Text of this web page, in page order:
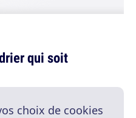
qui soit
choix de cookies